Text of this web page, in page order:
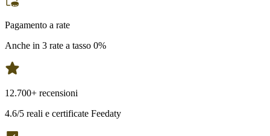
Pagamento a rate
Anche in 3 rate a tasso 0%
12.700+ recensioni
4.6/5 reali e certificate Feedaty